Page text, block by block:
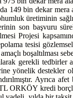
149 bin dekar
üretiminin
son başvuru
Projesi
tesisi
boşaltılması
gerekli
yönelik
Ayrıca
ORKÖY kredi